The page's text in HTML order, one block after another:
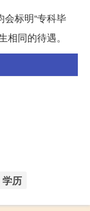
标明“专科毕
同的待遇。
学历